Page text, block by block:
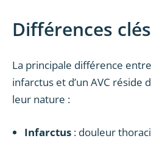
Différences
La principale différence
infarctus et d’un AVC réside
leur nature :
Infarctus : douleur